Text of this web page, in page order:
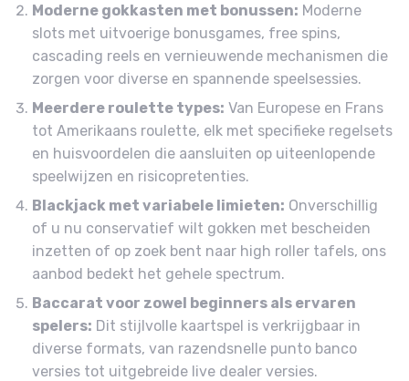
Moderne gokkasten met bonussen: Moderne
slots met uitvoerige bonusgames, free spins,
cascading reels en vernieuwende mechanismen die
zorgen voor diverse en spannende speelsessies.
Meerdere roulette types: Van Europese en Frans
tot Amerikaans roulette, elk met specifieke regelsets
en huisvoordelen die aansluiten op uiteenlopende
speelwijzen en risicopretenties.
Blackjack met variabele limieten: Onverschillig
of u nu conservatief wilt gokken met bescheiden
inzetten of op zoek bent naar high roller tafels, ons
aanbod bedekt het gehele spectrum.
Baccarat voor zowel beginners als ervaren
spelers: Dit stijlvolle kaartspel is verkrijgbaar in
diverse formats, van razendsnelle punto banco
versies tot uitgebreide live dealer versies.